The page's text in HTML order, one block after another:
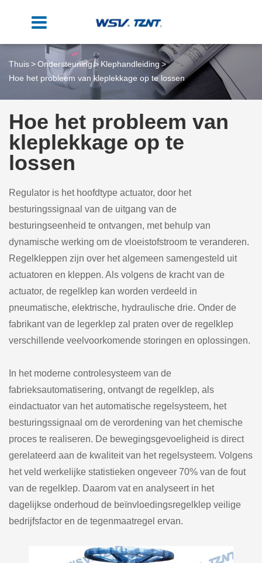
Thuis Ondersteuning
Klephandleiding
Hoe het probleem van kleplekkage op te lossen
Hoe het probleem van
kleplekkage op te
lossen
Regulator is het hoofdtype actuator, door het
besturingssignaal van de uitgang van de
besturingseenheid te ontvangen, met behulp van
dynamische werking om de vloeistofstroom te veranderen.
Regelkleppen zijn over het algemeen samengesteld uit
actuatoren en kleppen. Als volgens de kracht van de
actuator, de regelklep kan worden verdeeld in
pneumatische, elektrische, hydraulische drie. Onder de
fabrikant van de legerklep zal praten over de regelklep
verschillende veelvoorkomende storingen en oplossingen.
In het moderne controlesysteem van de
fabrieksautomatisering, ontvangt de regelklep, als
eindactuator van het automatische regelsysteem, het
besturingssignaal om de verordening van het chemische
proces te realiseren. De bewegingsgevoeligheid is direct
gerelateerd aan de kwaliteit van het regelsysteem. Volgens
het veld werkelijke statistieken ongeveer 70% van de fout
van de regelklep. Daarom vat en analyseert in het
dagelijkse onderhoud de beïnvloedingsregelklep veilige
bedrijfsfactor en de tegenmaatregel ervan.